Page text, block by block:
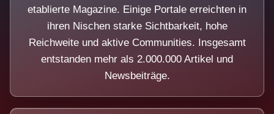
etablierte Magazine. Einige Portale erreichten in
ihren Nischen starke Sichtbarkeit, hohe
Reichweite und aktive Communities. Insgesamt
entstanden mehr als 2.000.000 Artikel und
Newsbeiträge.